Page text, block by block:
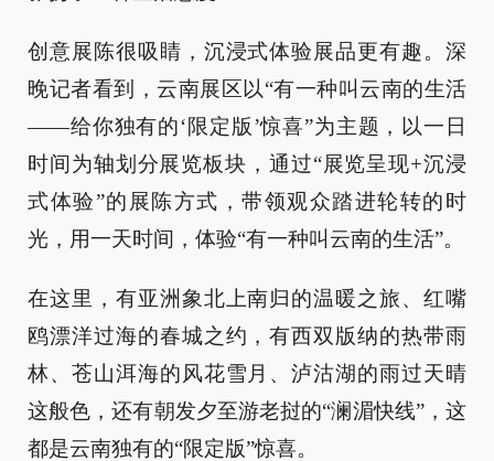
创意展陈很吸睛，沉浸式体验展品更有趣。深
晚记者看到，云南展区以“有一种叫云南的生活
——给你独有的‘限定版’惊喜”为主题，以一日
时间为轴划分展览板块，通过“展览呈现+沉浸
式体验”的展陈方式，带领观众踏进轮转的时
光，用一天时间，体验“有一种叫云南的生活”。
在这里，有亚洲象北上南归的温暖之旅、红嘴
鸥漂洋过海的春城之约，有西双版纳的热带雨
林、苍山洱海的风花雪月、泸沽湖的雨过天晴
这般色，还有朝发夕至游老挝的“澜湄快线”，这
都是云南独有的“限定版”惊喜。